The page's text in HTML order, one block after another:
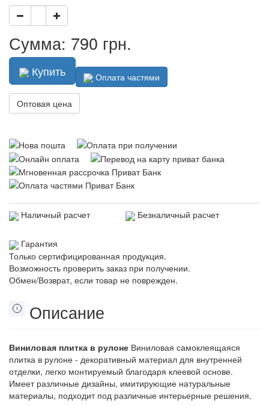
Сумма: 790 грн.
Купить Оплата частями
Оптовая цена
Наличный расчет Безналичный расчет
Гарантия
Только сертифицированная продукция.
Возможность проверить заказ при получении.
Обмен/Возврат, если товар не поврежден.
Описание
Виниловая плитка в рулоне Виниловая самоклеящаяся
плитка в рулоне - декоративный материал для внутренней
отделки, легко монтируемый благодаря клеевой основе.
Имеет различные дизайны, имитирующие натуральные
материалы, подходит под различные интерьерные решения.